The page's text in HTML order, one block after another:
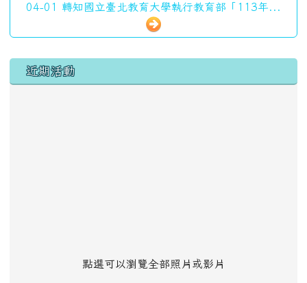
04-01 轉知國立臺北教育大學執行教育部「113年...
左邊區域內容
近期活動
點選可以瀏覽全部照片或影片